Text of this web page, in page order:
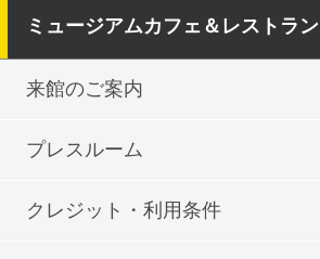
ミュージアムカフェ＆レストラン
来館のご案内
プレスルーム
クレジット・利用条件